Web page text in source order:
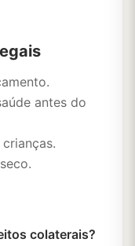
antes do
colaterais?